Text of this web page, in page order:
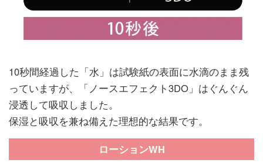
10秒間経過した「水」は試験紙の表面に水滴のまま残
っていますが、「ノースエフェクト3DO」はぐんぐん
浸透して吸収しました。
保湿と吸収を兼ね備えた理想的な結果です。
ローションWH